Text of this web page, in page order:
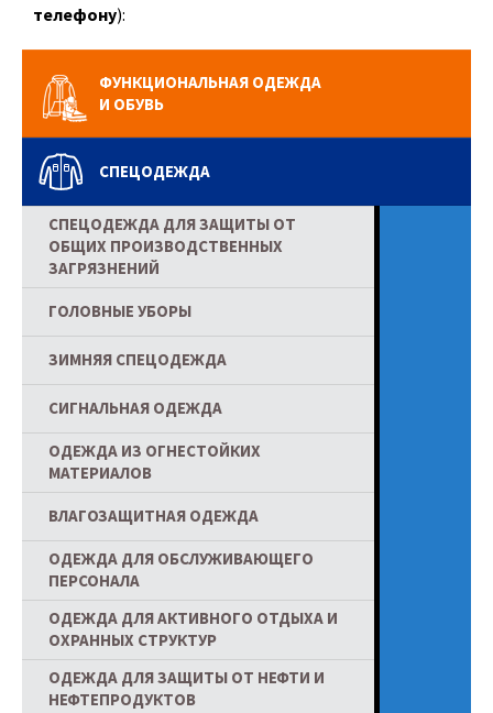
телефону):
ФУНКЦИОНАЛЬНАЯ ОДЕЖДА
И ОБУВЬ
СПЕЦОДЕЖДА
СПЕЦОДЕЖДА ДЛЯ ЗАЩИТЫ ОТ
ОБЩИХ ПРОИЗВОДСТВЕННЫХ
ЗАГРЯЗНЕНИЙ
ГОЛОВНЫЕ УБОРЫ
ЗИМНЯЯ СПЕЦОДЕЖДА
СИГНАЛЬНАЯ ОДЕЖДА
ОДЕЖДА ИЗ ОГНЕСТОЙКИХ
МАТЕРИАЛОВ
ВЛАГОЗАЩИТНАЯ ОДЕЖДА
ОДЕЖДА ДЛЯ ОБСЛУЖИВАЮЩЕГО
ПЕРСОНАЛА
ОДЕЖДА ДЛЯ АКТИВНОГО ОТДЫХА И
ОХРАННЫХ СТРУКТУР
ОДЕЖДА ДЛЯ ЗАЩИТЫ ОТ НЕФТИ И
НЕФТЕПРОДУКТОВ